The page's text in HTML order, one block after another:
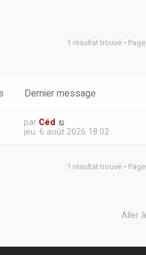
1 résultat trouvé • Page
Dernier message
par Céd
jeu. 6 août 2026 18:02
1 résultat trouvé • Page
Aller à